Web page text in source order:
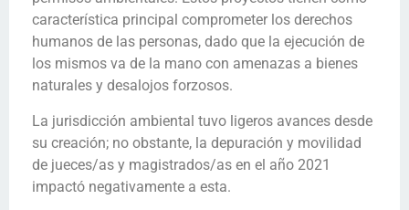
característica principal comprometer los derechos
humanos de las personas, dado que la ejecución de
los mismos va de la mano con amenazas a bienes
naturales y desalojos forzosos.
La jurisdicción ambiental tuvo ligeros avances desde
su creación; no obstante, la depuración y movilidad
de jueces/as y magistrados/as en el año 2021
impactó negativamente a esta.